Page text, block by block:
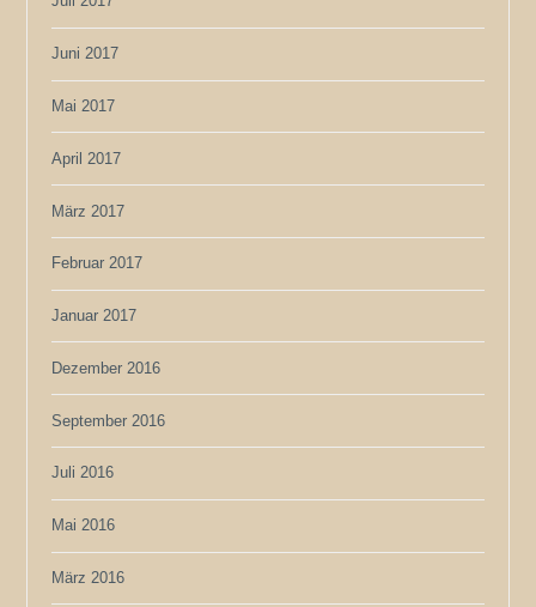
Juni 2017
Mai 2017
April 2017
März 2017
Februar 2017
Januar 2017
Dezember 2016
September 2016
Juli 2016
Mai 2016
März 2016